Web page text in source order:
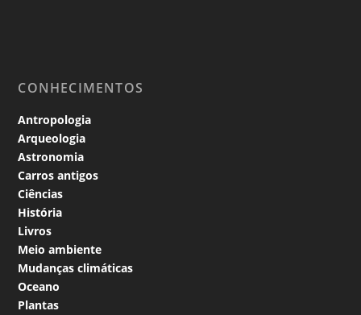
CONHECIMENTOS
Antropologia
Arqueologia
Astronomia
Carros antigos
Ciências
História
Livros
Meio ambiente
Mudanças climáticas
Oceano
Plantas